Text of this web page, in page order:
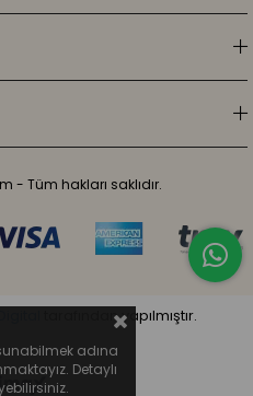
- Tüm hakları saklıdır.
tarafından yapılmıştır.
adına
Detaylı